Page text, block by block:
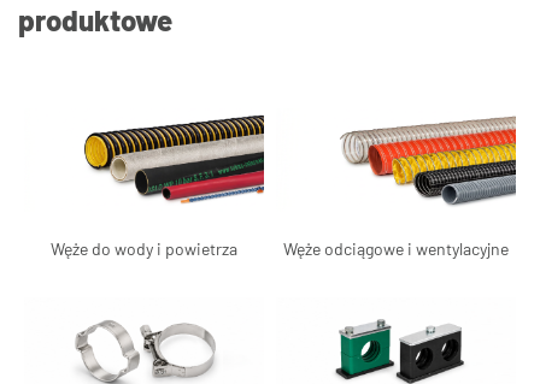
produktowe
Węże do wody i powietrza Węże odciągowe i wentylacyjne